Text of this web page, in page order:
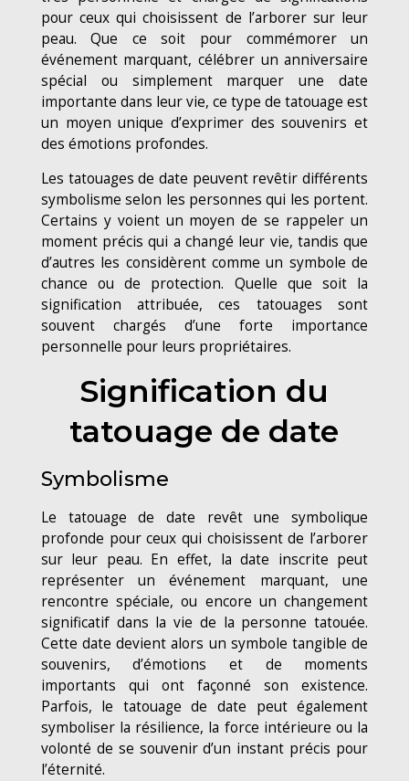
pour ceux qui choisissent de l’arborer sur leur
peau. Que ce soit pour commémorer un
événement marquant, célébrer un anniversaire
spécial ou simplement marquer une date
importante dans leur vie, ce type de tatouage est
un moyen unique d’exprimer des souvenirs et
des émotions profondes.
Les tatouages de date peuvent revêtir différents
symbolisme selon les personnes qui les portent.
Certains y voient un moyen de se rappeler un
moment précis qui a changé leur vie, tandis que
d’autres les considèrent comme un symbole de
chance ou de protection. Quelle que soit la
signification attribuée, ces tatouages sont
souvent chargés d’une forte importance
personnelle pour leurs propriétaires.
Signification du
tatouage de date
Symbolisme
Le tatouage de date revêt une symbolique
profonde pour ceux qui choisissent de l’arborer
sur leur peau. En effet, la date inscrite peut
représenter un événement marquant, une
rencontre spéciale, ou encore un changement
significatif dans la vie de la personne tatouée.
Cette date devient alors un symbole tangible de
souvenirs, d’émotions et de moments
importants qui ont façonné son existence.
Parfois, le tatouage de date peut également
symboliser la résilience, la force intérieure ou la
volonté de se souvenir d’un instant précis pour
l’éternité.